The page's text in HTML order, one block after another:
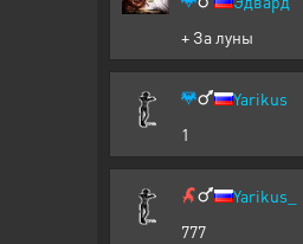
+ За луны
Yarikus
1
Yarikus_
777